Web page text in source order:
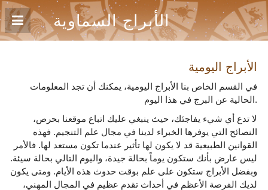
الأبراج السماوية
الأبراج اليومية
في القسم الخاص بنا الأبراج اليومية، يمكنك أن تجد المعلومات
الحالية عن البرج في هذا اليوم.
لا تدع أي شيء يفاجئك، حيث ينبغي عليك اتباع موقعنا بحرص،
النصائح التي يوفرها الخبراء لدينا في مجال علم التنجيم. فهذه
القوانين الطبيعية قد لا يكون لها تأثير عندما تكون مستعد لها. فالأمر
ليس عارض بأنك ستكون يوماً بحالة جيدة، واليوم التالي بحالة سيئة.
وبفضل الأبراج ستكون على علم بوقت حدوث هذه الأيام. ومتى يكون
لديك الفرصة الأعظم في أحداث تقدم عظيم في المجال المهني،